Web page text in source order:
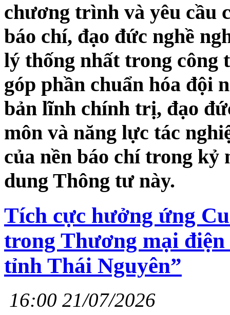
chương trình và yêu cầu
báo chí, đạo đức nghề
lý thống nhất trong công
góp phần chuẩn hóa đội
bản lĩnh chính trị, đạo
môn và năng lực tác
của nền báo chí trong kỷ
dung Thông tư này.
Tích cực hưởng ứng
trong Thương mại
tỉnh Thái Nguyên”
16:00 21/07/2026